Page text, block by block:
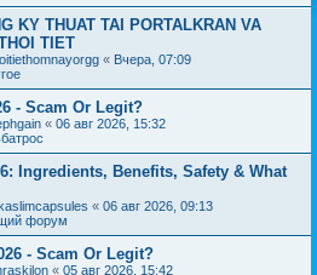
KY THUAT TAI PORTALKRAN VA
TIET
« Вчера, 07:09
- Scam Or Legit?
« 06 авг 2026, 15:32
Ingredients, Benefits, Safety & What
« 06 авг 2026, 09:13
форум
- Scam Or Legit?
« 05 авг 2026, 15:42